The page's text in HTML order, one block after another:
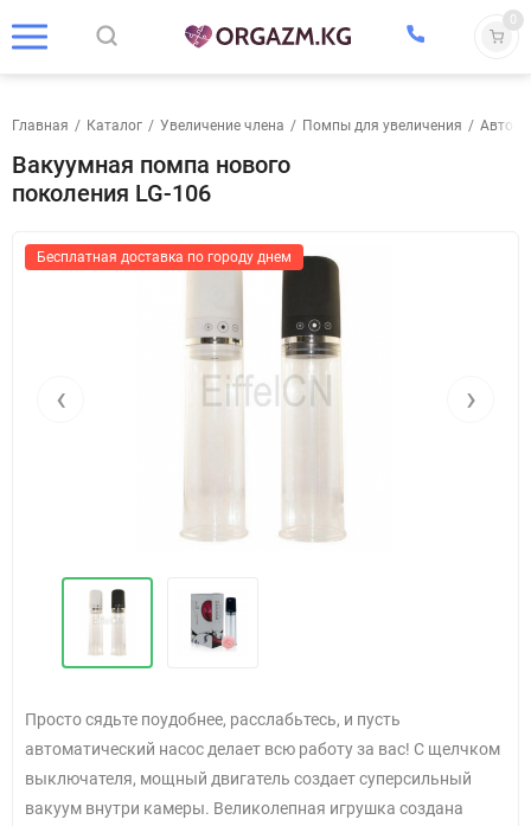
0
Главная / Каталог / Увеличение члена / Помпы для увеличения /
Вакуумная помпа нового
поколения LG-106
Бесплатная доставка по городу днем
‹ ›
Просто сядьте поудобнее, расслабьтесь, и пусть
автоматический насос делает всю работу за вас! С щелчком
выключателя, мощный двигатель создает суперсильный
вакуум внутри камеры. Великолепная игрушка создана